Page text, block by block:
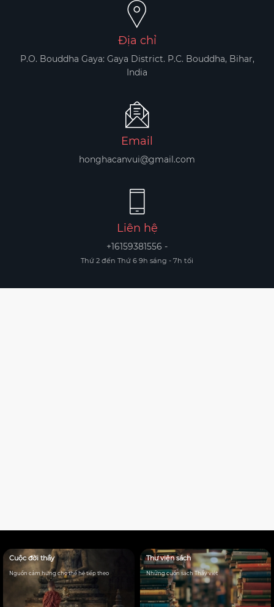
Địa chỉ
P.O. Bouddha Gaya: Gaya District. P.C. Bouddha, Bihar,
India
Email
honghacanvui@gmail.com
Liên hệ
+16159381556 -
Thứ 2 đến Thứ 6 9h sáng - 7h tối
Cuộc đời thầy
Nguồn cảm hứng cho thế hệ tiếp theo
Thư viện sách
Những cuốn sách Thầy viêt